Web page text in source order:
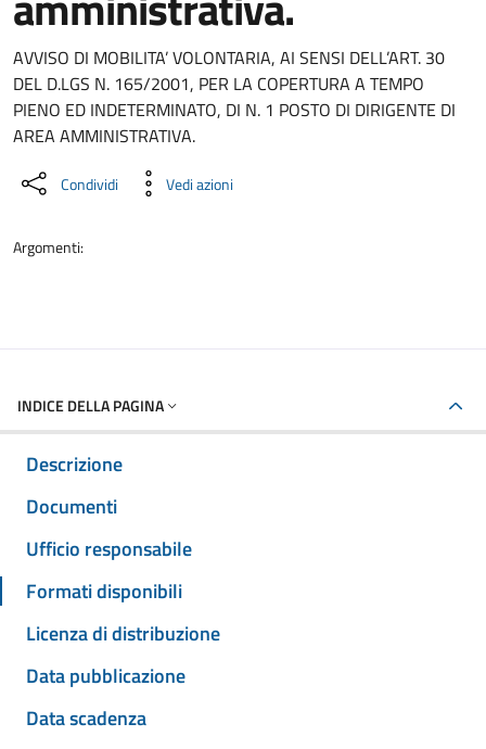
Dettaglio del documento
AVVISO DI MOBILITA’ VOLONTARIA, AI SENSI DELL’ART. 30
DEL D.LGS N. 165/2001, PER LA COPERTURA A TEMPO
PIENO ED INDETERMINATO, DI N. 1 POSTO DI DIRIGENTE DI
AREA AMMINISTRATIVA.
Condividi Vedi azioni
Argomenti:
INDICE DELLA PAGINA
Descrizione
Documenti
Ufficio responsabile
Formati disponibili
Licenza di distribuzione
Data pubblicazione
Data scadenza